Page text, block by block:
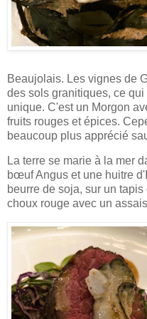
Beaujolais. Les vignes de
des sols granitiques, ce
unique. C'est un Morgon
fruits rouges et épices.
beaucoup plus apprécié
La terre se marie à la mer
bœuf Angus et une huitre
beurre de soja, sur un
choux rouge avec un